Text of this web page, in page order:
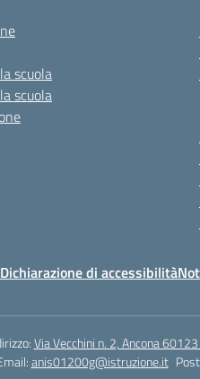
scuola
scuola
Dichiarazione di accessibilità
Via Vecchini n. 2, Ancona
anis01200g@istruzione.it